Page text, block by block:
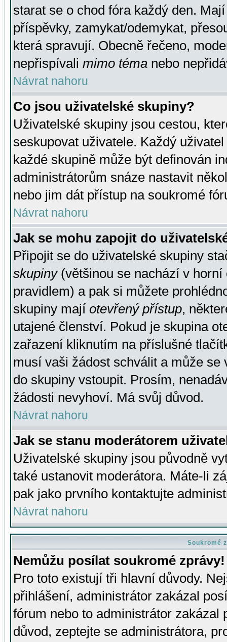
starat se o chod fóra každý den.
příspěvky, zamykat/odemykat,
která spravují. Obecně řečeno,
nepřispívali mimo téma nebo
Návrat nahoru
Co jsou uživatelské skupiny?
Uživatelské skupiny jsou cestou,
seskupovat uživatele. Každý
každé skupině může být definován
administrátorům snáze nastavit
nebo jim dát přístup na soukromé
Návrat nahoru
Jak se mohu zapojit do
Připojit se do uživatelské skupiny
skupiny(většinou se nachází v horní
pravidlem) a pak si můžete
skupiny mají otevřený přístup,
utajené členství. Pokud je skupina
zařazení kliknutím na příslušné
musí vaši žádost schválit a může se
do skupiny vstoupit. Prosím,
žádosti nevyhoví. Má svůj důvod.
Návrat nahoru
Jak se stanu moderátorem
Uživatelské skupiny jsou původně
také ustanovit moderátora. Máte-li
pak jako prvního kontaktujte
Návrat nahoru
Soukromé
Nemůžu posílat soukromé zprávy!
Pro toto existují tři hlavní důvody.
přihlášení, administrátor zakázal
fórum nebo to administrátor zakázal
důvod, zeptejte se administrátora,